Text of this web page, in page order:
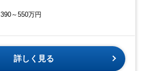
390～550万円
詳しく見る